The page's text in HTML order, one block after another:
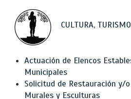
CULTURA,
Actuación de Elencos
Municipales
Solicitud de Restauración y/
Murales y Esculturas